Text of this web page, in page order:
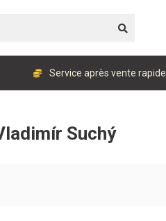
Service après vente rapide
Suchý